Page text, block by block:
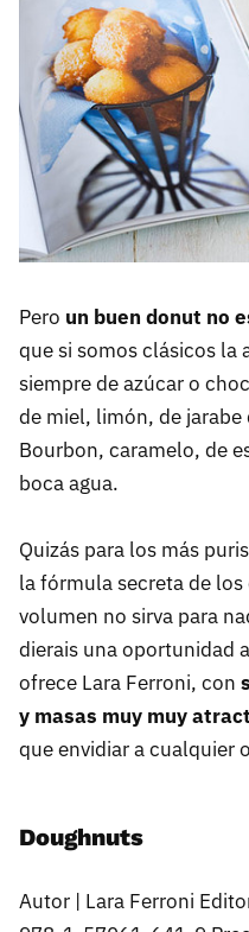
Pero un buen donut no
que si somos clásicos la
siempre de azúcar o
de miel, limón, de
Bourbon, caramelo, de
boca agua.
Quizás para los más
la fórmula secreta de
volumen no sirva para
dierais una oportunidad
ofrece Lara Ferroni, con
y masas muy muy
que envidiar a cualquier
Doughnuts
Autor | Lara Ferroni